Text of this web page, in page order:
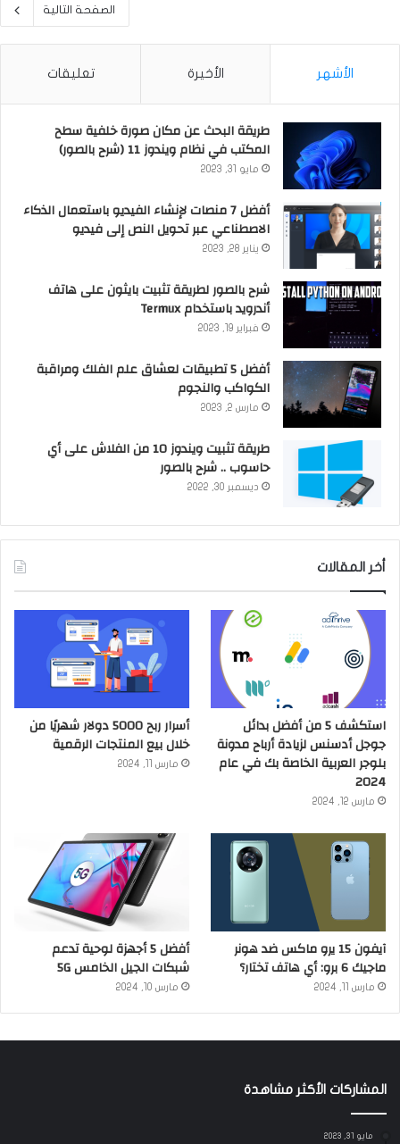
الصفحة التالية
الأشهر الأخيرة تعليقات
طريقة البحث عن مكان صورة خلفية سطح
المكتب في نظام ويندوز 11 (شرح بالصور)
مايو 31, 2023
أفضل 7 منصات لإنشاء الفيديو باستعمال الذكاء
الاصطناعي عبر تحويل النص إلى فيديو
يناير 28, 2023
شرح بالصور لطريقة تثبيت بايثون على هاتف
أندرويد باستخدام Termux
فبراير 19, 2023
أفضل 5 تطبيقات لعشاق علم الفلك ومراقبة
الكواكب والنجوم
مارس 2, 2023
طريقة تثبيت ويندوز 10 من الفلاش على أي
حاسوب .. شرح بالصور
ديسمبر 30, 2022
أخر المقالات
استكشف 5 من أفضل بدائل
جوجل أدسنس لزيادة أرباح مدونة
بلوجر العربية الخاصة بك في عام
2024
مارس 12, 2024
أسرار ربح 5000 دولار شهريًا من
خلال بيع المنتجات الرقمية
مارس 11, 2024
آيفون 15 يرو ماكس ضد هونر
ماجيك 6 برو: أي هاتف تختار؟
مارس 11, 2024
أفضل 5 أجهزة لوحية تدعم
شبكات الجيل الخامس 5G
مارس 10, 2024
المشاركات الأكثر مشاهدة
مايو 31, 2023